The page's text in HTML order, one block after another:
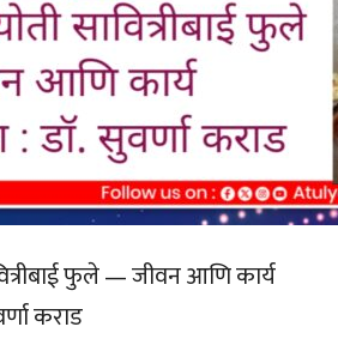
फुले — जीवन आणि कार्य
कराड